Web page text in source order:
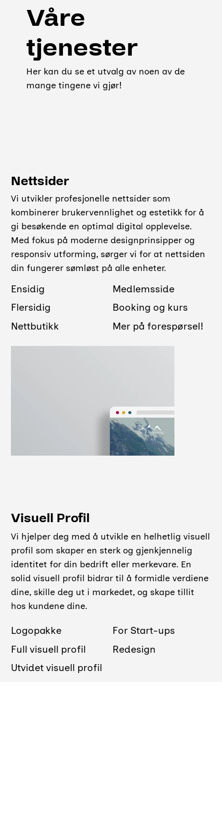
Våre
tjenester
Her kan du se et utvalg av noen av de
mange tingene vi gjør!
Nettsider
Vi utvikler profesjonelle nettsider som
kombinerer brukervennlighet og estetikk for å
gi besøkende en optimal digital opplevelse.
Med fokus på moderne designprinsipper og
responsiv utforming, sørger vi for at nettsiden
din fungerer sømløst på alle enheter.
Ensidig
Flersidig
Nettbutikk
Mer på forespørsel!
Booking og kurs
Medlemsside
Visuell Profil
Vi hjelper deg med å utvikle en helhetlig visuell
profil som skaper en sterk og gjenkjennelig
identitet for din bedrift eller merkevare. En
solid visuell profil bidrar til å formidle verdiene
dine, skille deg ut i markedet, og skape tillit
hos kundene dine.
Logopakke
Full visuell profil
Utvidet visuell profil
For Start-ups
Redesign